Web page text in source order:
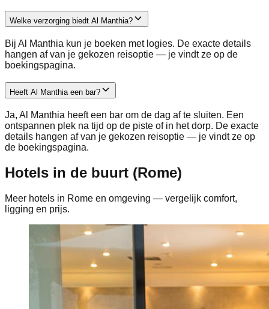
Welke verzorging biedt Al Manthia?
Bij Al Manthia kun je boeken met logies. De exacte details
hangen af van je gekozen reisoptie — je vindt ze op de
boekingspagina.
Heeft Al Manthia een bar?
Ja, Al Manthia heeft een bar om de dag af te sluiten. Een
ontspannen plek na tijd op de piste of in het dorp. De exacte
details hangen af van je gekozen reisoptie — je vindt ze op
de boekingspagina.
Hotels in de buurt (Rome)
Meer hotels in Rome en omgeving — vergelijk comfort,
ligging en prijs.